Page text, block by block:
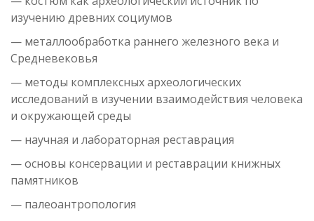
изучению древних социумов
— металлообработка раннего железного века и
Средневековья
— методы комплексных археологических
исследований в изучении взаимодействия человека
и окружающей среды
— научная и лабораторная реставрация
— основы консервации и реставрации книжных
памятников
— палеоантропология